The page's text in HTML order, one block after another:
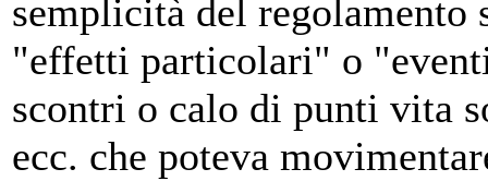
semplicità del regolamento
"effetti particolari" o
scontri o calo di punti vita
ecc. che poteva